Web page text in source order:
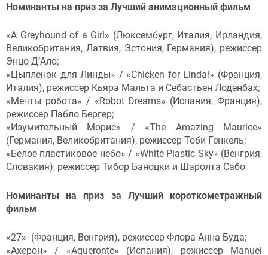
Номинанты на приз за Лучший анимационный фильм
«A Greyhound of a Girl» (Люксембург, Италия, Ирландия,
Великобритания, Латвия, Эстония, Германия), режиссер
Энцо Д’Ало;
«Цыпленок для Линды» / «Chicken for Linda!» (Франция,
Италия), режиссер Кьяра Мальта и Себастьен Лоденбах;
«Мечты робота» / «Robot Dreams» (Испания, Франция),
режиссер Пабло Бергер;
«Изумительный Морис» / «The Amazing Maurice»
(Германия, Великобритания), режиссер Тоби Генкель;
«Белое пластиковое небо» / «White Plastic Sky» (Венгрия,
Словакия), режиссер Тибор Баноцки и Шаролта Сабо
Номинанты на приз за Лучший короткометражный
фильм
«27» (Франция, Венгрия), режиссер Флора Анна Буда;
«Ахерон» / «Aqueronte» (Испания), режиссер Manuel